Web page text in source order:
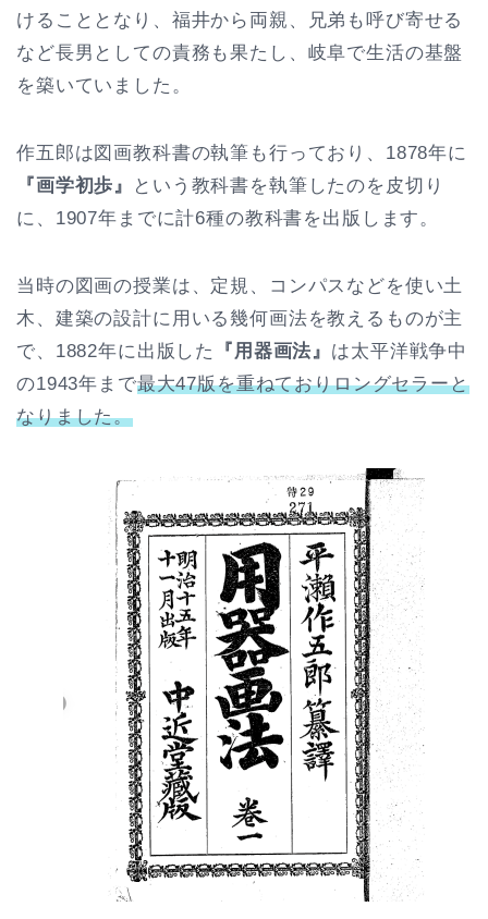
けることとなり、福井から両親、兄弟も呼び寄せる
など長男としての責務も果たし、岐阜で生活の基盤
を築いていました。
作五郎は図画教科書の執筆も行っており、1878年に
『画学初歩』
という教科書を執筆したのを皮切り
に、1907年までに計6種の教科書を出版します。
当時の図画の授業は、定規、コンパスなどを使い土
木、建築の設計に用いる幾何画法を教えるものが主
で、1882年に出版した
『用器画法』 は太平洋戦争中
の1943年まで最大47版を重ねておりロングセラーと
なりました。